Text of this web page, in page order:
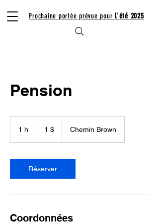
Prochaine portée prévue pourl'été 2025
Pension
1 h 1 $ Chemin Brown
Réserver
Coordonnées